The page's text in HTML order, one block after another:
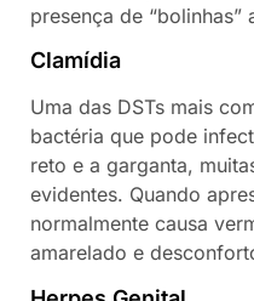
presença de “bolinhas”
Clamídia
Uma das DSTs mais
bactéria que pode
reto e a garganta,
evidentes. Quando
normalmente causa
amarelado e